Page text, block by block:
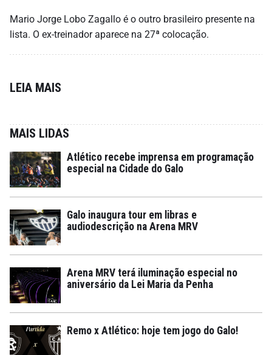
Mario Jorge Lobo Zagallo é o outro brasileiro presente na
lista. O ex-treinador aparece na 27ª colocação.
LEIA MAIS
MAIS LIDAS
Atlético recebe imprensa em programação
especial na Cidade do Galo
Galo inaugura tour em libras e
audiodescrição na Arena MRV
Arena MRV terá iluminação especial no
aniversário da Lei Maria da Penha
Remo x Atlético: hoje tem jogo do Galo!